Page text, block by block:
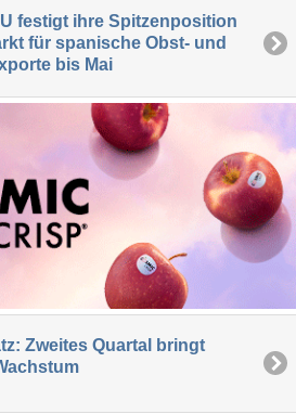
festigt ihre Spitzenposition
für spanische Obst- und
bis Mai
Zweites Quartal bringt